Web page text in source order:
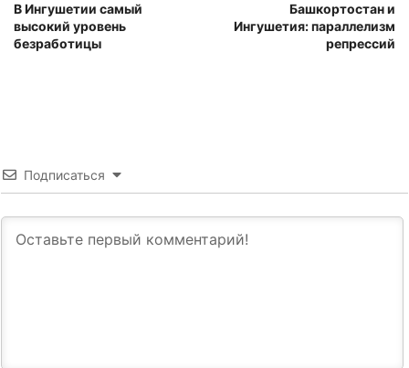
В Ингушетии самый
высокий уровень
безработицы
Башкортостан и
Ингушетия: параллелизм
репрессий
Подписаться